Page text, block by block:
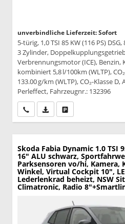
unverbindliche Lieferzeit: Sofort
5-türig, 1,0 TSI 85 KW (116 PS) DSG,
3 Zylinder,
Verbrennungsmotor (ICE),
kombiniert 5,8 l/100km (WLTP),
133.00 g/km (WLTP), CO₂-Klasse
Perleffect, Fahrzeugnr.: 132396
Wir rufen Sie an
PDF-Datei,
Skoda Fabia Dynamic 1.0 TSI
16" ALU schwarz,
Parksensoren vo/hi, Kamera,
Winkel, Virtual Cockpit 10",
Lederlenkrad beheizt, NSW
Climatronic, Radio